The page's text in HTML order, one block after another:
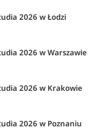
Terminy
2026 w Łodzi
2026 w Warszawie
2026 w Krakowie
2026 w Poznaniu